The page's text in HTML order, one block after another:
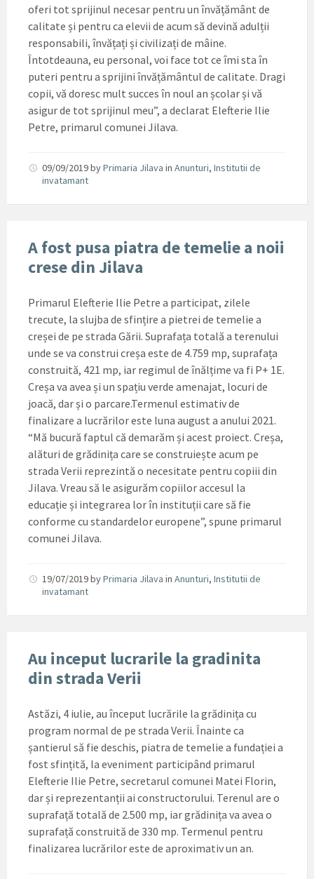
oferi tot sprijinul necesar pentru un învățământ de
calitate și pentru ca elevii de acum să devină adulții
responsabili, învățați și civilizați de mâine.
Întotdeauna, eu personal, voi face tot ce îmi sta în
puteri pentru a sprijini învățământul de calitate. Dragi
copii, vă doresc mult succes în noul an școlar și vă
asigur de tot sprijinul meu”, a declarat Elefterie Ilie
Petre, primarul comunei Jilava.
09/09/2019byPrimaria Jilava in Anunturi, Institutii de
invatamant
A fost pusa piatra de temelie a noii
crese din Jilava
Primarul Elefterie Ilie Petre a participat, zilele
trecute, la slujba de sfințire a pietrei de temelie a
creșei de pe strada Gării. Suprafața totală a terenului
unde se va construi creșa este de 4.759 mp, suprafața
construită, 421 mp, iar regimul de înălțime va fi P+ 1E.
Creșa va avea și un spațiu verde amenajat, locuri de
joacă, dar și o parcare.Termenul estimativ de
finalizare a lucrărilor este luna august a anului 2021.
“Mă bucură faptul că demarăm și acest proiect. Creșa,
alături de grădinița care se construiește acum pe
strada Verii reprezintă o necesitate pentru copiii din
Jilava. Vreau să le asigurăm copiilor accesul la
educație și integrarea lor în instituții care să fie
conforme cu standardelor europene”, spune primarul
comunei Jilava.
19/07/2019byPrimaria Jilava in Anunturi, Institutii de
invatamant
Au inceput lucrarile la gradinita
din strada Verii
Astăzi, 4 iulie, au început lucrările la grădinița cu
program normal de pe strada Verii. Înainte ca
șantierul să fie deschis, piatra de temelie a fundației a
fost sfințită, la eveniment participând primarul
Elefterie Ilie Petre, secretarul comunei Matei Florin,
dar și reprezentanții ai constructorului. Terenul are o
suprafață totală de 2.500 mp, iar grădinița va avea o
suprafață construită de 330 mp. Termenul pentru
finalizarea lucrărilor este de aproximativ un an.